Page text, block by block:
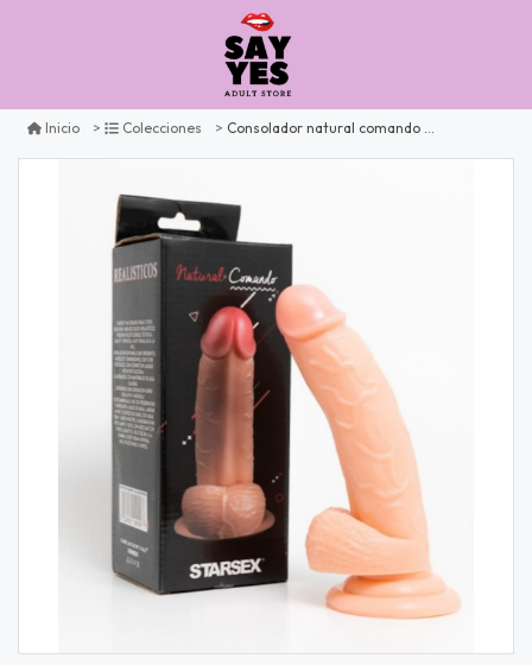
Inicio Colecciones Consolador natural comando starsex